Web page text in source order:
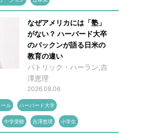
なぜアメリカには「塾」
がない？ ハーバード大卒
のパックンが語る日米の
教育の違い
パトリック・ハーラン,吉
澤恵理
2026.08.06
ール ハーバード大学
中学受験 吉澤恵理 小学生